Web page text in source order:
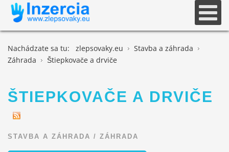
Nachádzate sa tu: zlepsovaky.eu
Stavba a záhrada
Záhrada
Štiepkovače a drviče
ŠTIEPKOVAČE A DRVIČE
STAVBA A ZÁHRADA / ZÁHRADA